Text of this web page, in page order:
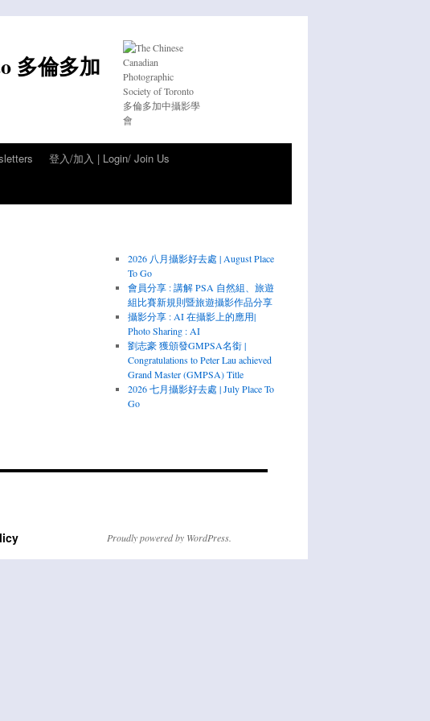
多倫多加
登入/加入 | Login/ Join Us
2026 八月攝影好去處 | August Place
To Go
會員分享 : 講解 PSA 自然組、旅遊
組比賽新規則暨旅遊攝影作品分享
攝影分享 : AI 在攝影上的應用|
Photo Sharing : AI
劉志豪 獲頒發GMPSA名銜 |
Congratulations to Peter Lau achieved
Grand Master (GMPSA) Title
2026 七月攝影好去處 | July Place To
Go
Proudly powered by WordPress.